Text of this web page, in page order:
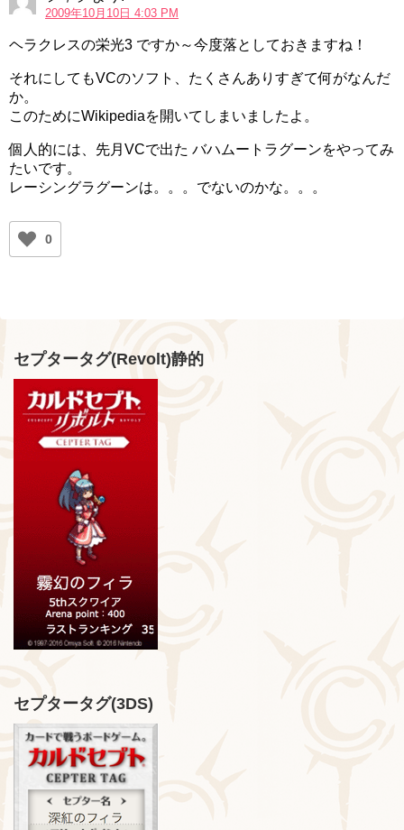
2009年10月10日 4:03 PM
ヘラクレスの栄光3 ですか～今度落としておきますね！
それにしてもVCのソフト、たくさんありすぎて何がなんだ
か。
このためにWikipediaを開いてしまいましたよ。
個人的には、先月VCで出た バハムートラグーンをやってみ
たいです。
レーシングラグーンは。。。でないのかな。。。
0
セプタータグ(Revolt)静的
セプタータグ(3DS)